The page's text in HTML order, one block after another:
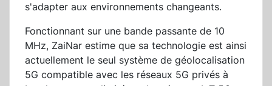
s'adapter aux environnements changeants.
Fonctionnant sur une bande passante de 10
MHz, ZaiNar estime que sa technologie est ainsi
actuellement le seul système de géolocalisation
5G compatible avec les réseaux 5G privés à